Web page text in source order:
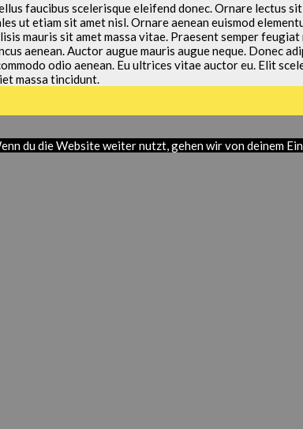
faucibus scelerisque eleifend donec. Ornare lectus
ut etiam sit amet nisl. Ornare aenean euismod
mauris sit amet massa vitae. Praesent semper
aenean. Auctor augue mauris augue neque. Donec
odio aenean. Eu ultrices vitae auctor eu. Elit
massa tincidunt.
du die Website weiter nutzt, gehen wir von deinem